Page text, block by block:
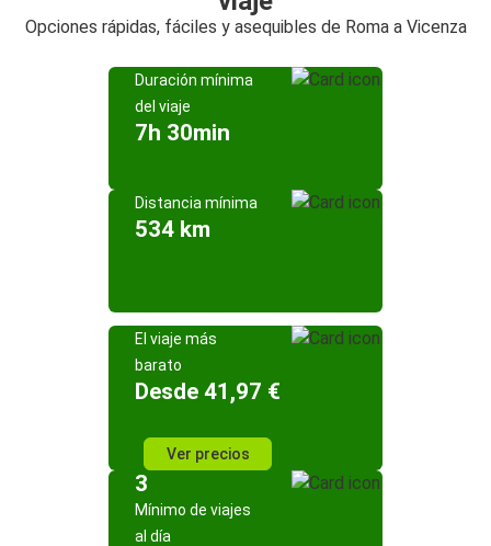
Opciones rápidas, fáciles y asequibles de Roma a Vicenza
Duración mínima
del viaje
7h 30min
Distancia mínima
534 km
El viaje más
barato
Desde 41,97 €
Ver precios
3
Mínimo de viajes
al día